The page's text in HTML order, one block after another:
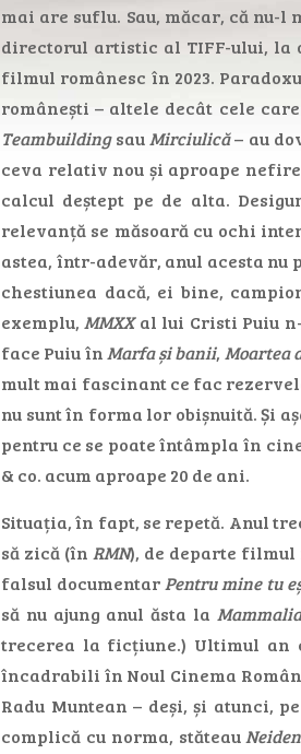
mai are suflu. Sau, măcar, că
directorul artistic al TIFF-ului, la
filmul românesc în 2023.
românești – altele decât cele
Teambuildingsau Mirciulică– au
ceva relativ nou și aproape
calcul deștept pe de alta.
relevanță se măsoară cu ochi
astea, într-adevăr, anul acesta nu
chestiunea dacă, ei bine,
exemplu, MMXXal lui Cristi Puiu
face Puiu în Marfa și banii, Moartea
mult mai fascinant ce fac
nu sunt în forma lor obișnuită. Și
pentru ce se poate întâmpla în
& co. acum aproape 20 de ani.
Situația, în fapt, se repetă. Anul
să zică (în RMN), de departe
falsul documentar Pentru mine tu
să nu ajung anul ăsta la Mammalia
trecerea la ficțiune.) Ultimul an
încadrabili în Noul Cinema
Radu Muntean – deși, și atunci,
complică cu norma, stăteau